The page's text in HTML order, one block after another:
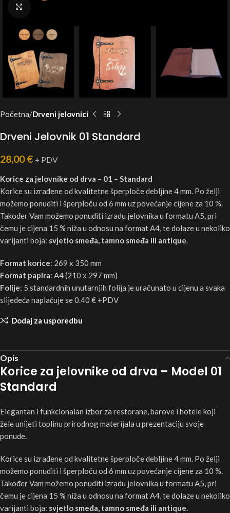
Početna Drveni jelovnici
Drveni Jelovnik 01 Standard
28,00€ + PDV
Korice za jelovnike od drva – 01 – Standard
Korice su izrađene od kvalitetne šperploče debljine 4 mm. Po želji
možemo ponuditi i šperploču od 6 mm uz povećanje cijene za 10 %.
Također Vam možemo ponuditi izradu jelovnika u formatu A5, pri
čemu je cijena 15 % niža u odnosu na format A4, te dolaze u nekoliko
varijanti boja: svjetlo smeđa, tamno smeđa ili antique.
Format korice: 269 x 350 mm
Format papira: A4 (210 x 297 mm)
Folije: 5 standardnih unutarnjih folija je uračunato u cijenu a svaka
slijedeća naplaćuje se 0.40 € +PDV
Dodaj za usporedbu
Opis
Korice za jelovnike od drva – Model 01
Standard
Elegantan i funkcionalan izbor za restorane, barove i hotele koji
žele unijeti toplinu prirodnog materijala u prezentaciju svoje
ponude.
Korice su izrađene od kvalitetne šperploče debljine 4 mm. Po želji
možemo ponuditi i šperploču od 6 mm uz povećanje cijene za 10 %.
Također Vam možemo ponuditi izradu jelovnika u formatu A5, pri
čemu je cijena 15 % niža u odnosu na format A4, te dolaze u nekoliko
varijanti boja: svjetlo smeđa, tamno smeđa ili antique.